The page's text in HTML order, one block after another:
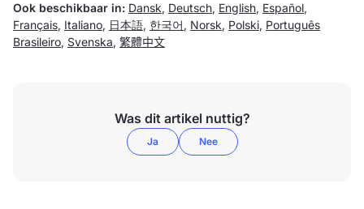
Ook beschikbaar in: Dansk, Deutsch, English, Español,
Français, Italiano, 日本語, 한국어 , Norsk, Polski, Português
Brasileiro, Svenska, 繁體中文
Was dit artikel nuttig?
Ja Nee